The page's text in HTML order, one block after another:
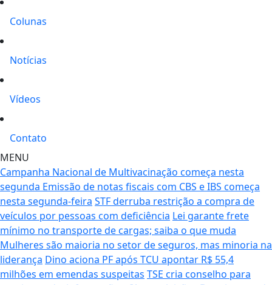
Colunas
Notícias
Vídeos
Contato
MENU
Campanha Nacional de Multivacinação começa nesta
segunda Emissão de notas fiscais com CBS e IBS começa
nesta segunda-feira STF derruba restrição a compra de
veículos por pessoas com deficiência Lei garante frete
mínimo no transporte de cargas; saiba o que muda
Mulheres são maioria no setor de seguros, mas minoria na
liderança Dino aciona PF após TCU apontar R$ 55,4
milhões em emendas suspeitas TSE cria conselho para